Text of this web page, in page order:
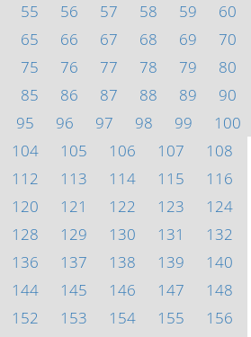
55 56 57 58 59
60
65 66 67 68 69
70
75 76 77 78 79
80
85 86 87 88 89
90
95 96 97 98 99
100
104 105 106 107
108
112 113 114 115
116
120 121 122 123
124
128 129 130 131
132
136 137 138 139
140
144 145 146 147
148
152 153 154 155
156